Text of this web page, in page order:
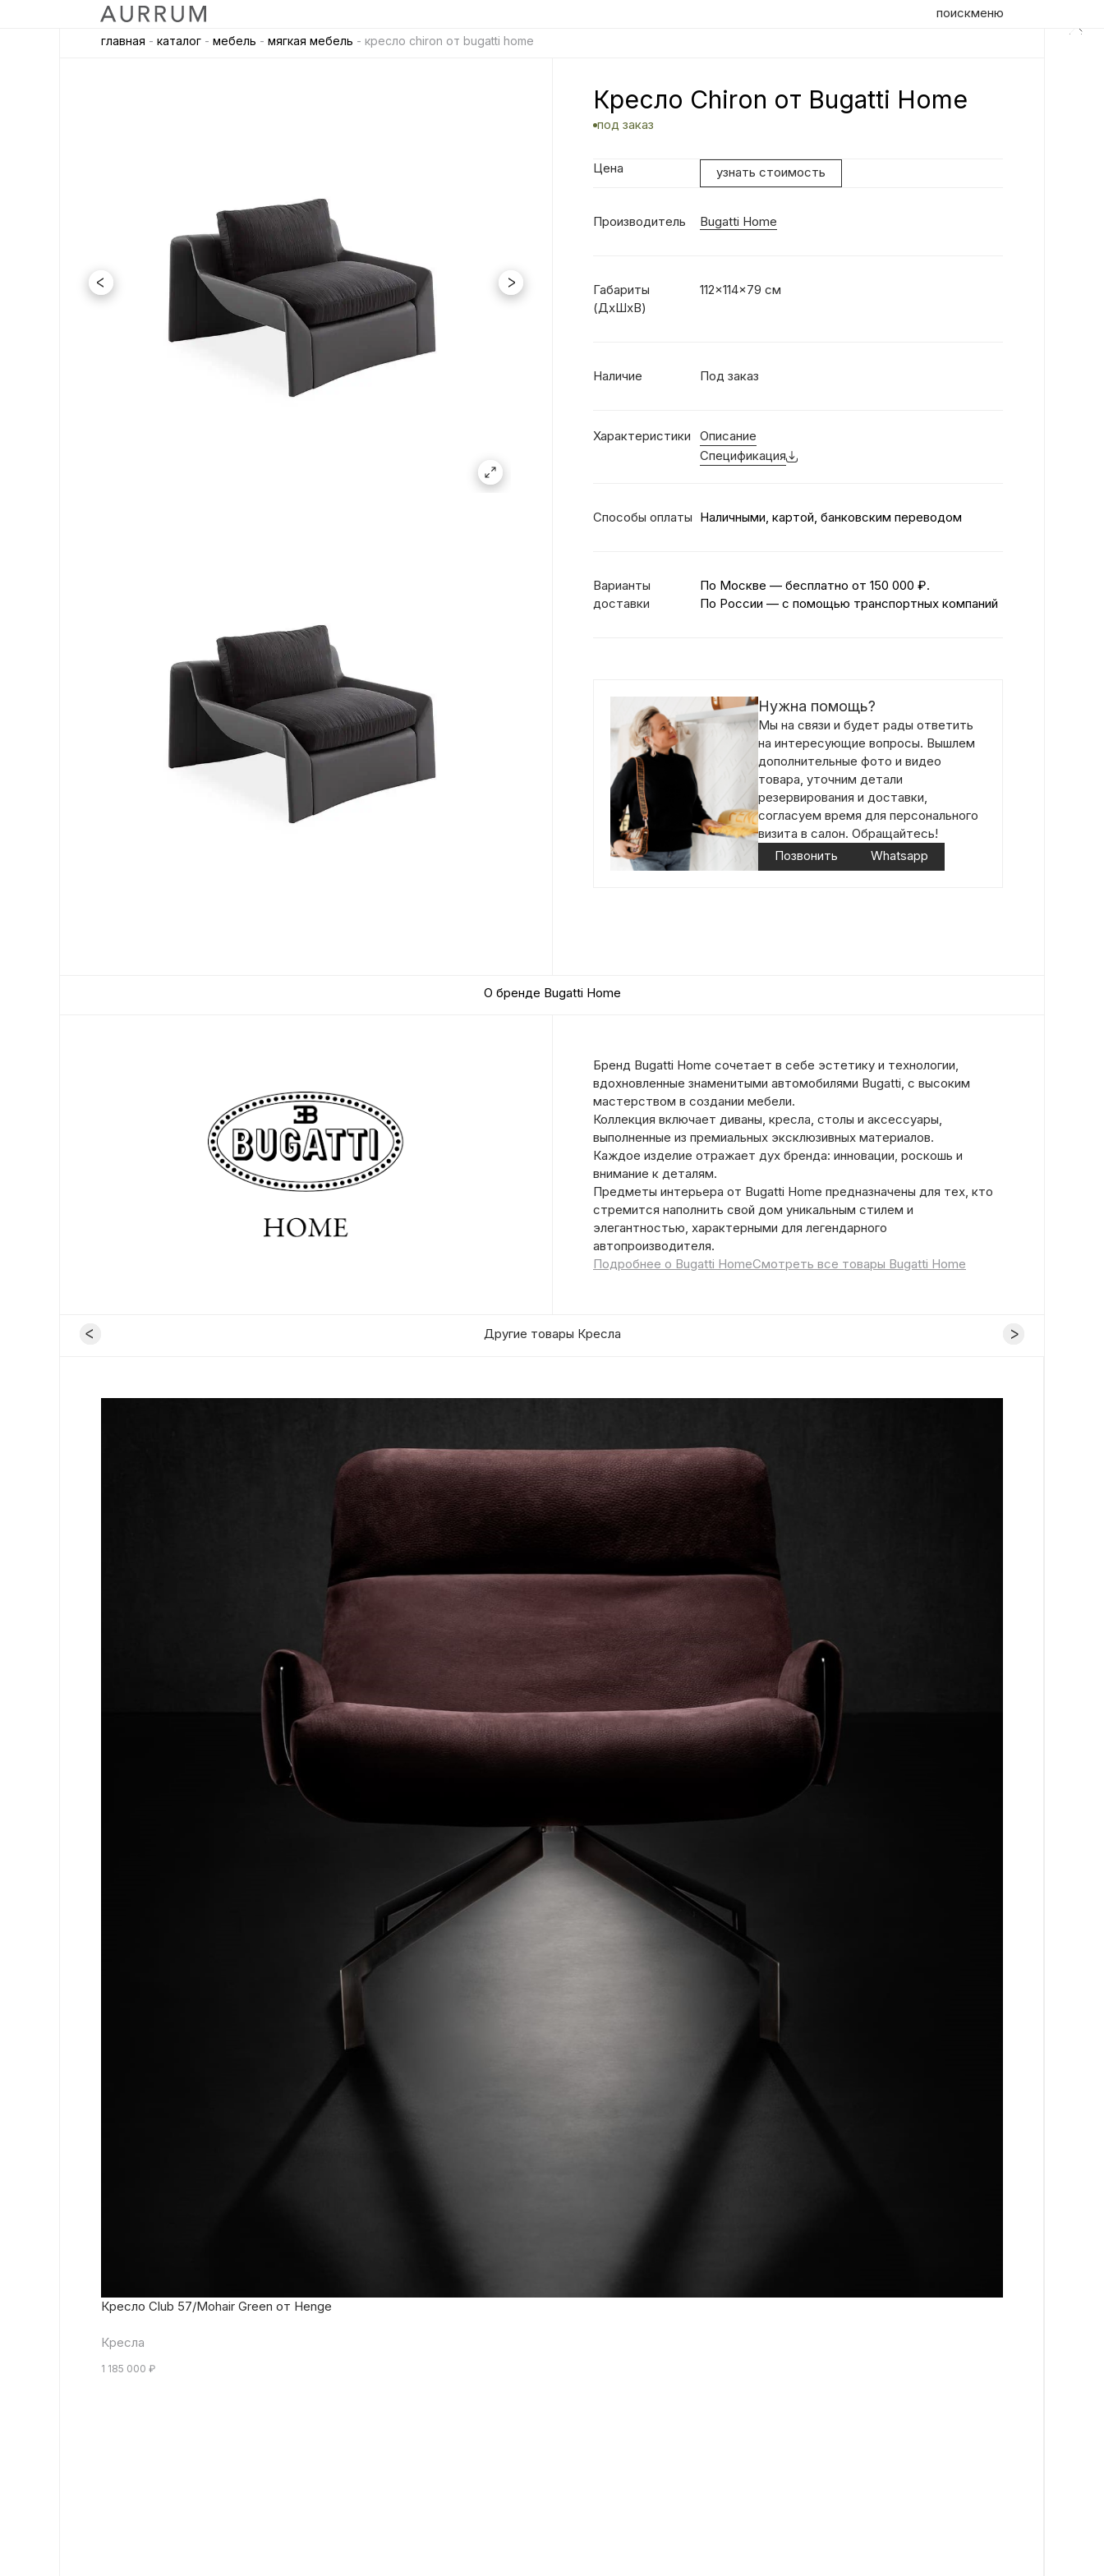
поискменю
главная - каталог - мебель - мягкая мебель - кресло chiron от bugatti home
Кресло Chiron от Bugatti Home
под заказ
Цена узнать стоимость
Производитель Bugatti Home
Габариты
(ДхШxВ)
112x114x79 см
Наличие Под заказ
Характеристики
Описание
Спецификация
Способы оплаты Наличными, картой, банковским переводом
Варианты
доставки
По Москве — бесплатно от 150 000 ₽.
По России — с помощью транспортных компаний
Нужна помощь?
Мы на связи и будет рады ответить
на интересующие вопросы. Вышлем
дополнительные фото и видео
товара, уточним детали
резервирования и доставки,
согласуем время для персонального
визита в салон. Обращайтесь!
Позвонить
Whatsapp
О бренде Bugatti Home
Бренд Bugatti Home сочетает в себе эстетику и технологии,
вдохновленные знаменитыми автомобилями Bugatti, с высоким
мастерством в создании мебели.
Коллекция включает диваны, кресла, столы и аксессуары,
выполненные из премиальных эксклюзивных материалов.
Каждое изделие отражает дух бренда: инновации, роскошь и
внимание к деталям.
Предметы интерьера от Bugatti Home предназначены для тех, кто
стремится наполнить свой дом уникальным стилем и
элегантностью, характерными для легендарного
автопроизводителя.
Подробнее о Bugatti HomeСмотреть все товары Bugatti Home
Другие товары Кресла
Кресло Club 57/Mohair Green от Henge
Кресла
1 185 000 ₽